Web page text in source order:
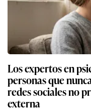
Los expertos en
personas que
redes sociales no
externa